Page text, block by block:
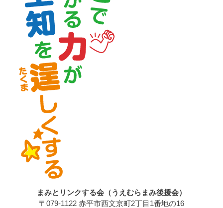
まみとリンクする会（うえむらまみ後援会）
〒079-1122 赤平市西文京町2丁目1番地の16